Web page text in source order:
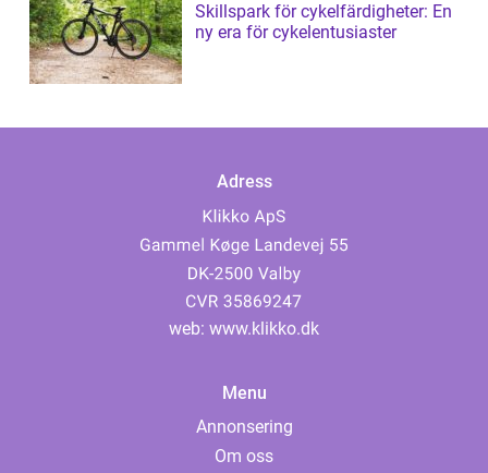
Skillspark för cykelfärdigheter: En
ny era för cykelentusiaster
Adress
web: www.klikko.dk
Menu
Annonsering
Om oss